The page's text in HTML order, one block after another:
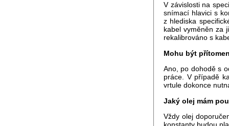
V závislosti na
snímací hlavici s
z hlediska
kabel vyměněn za
rekalibrováno s
Mohu být
Ano, po dohodě s
práce. V případě
vrtule dokonce
Jaký olej mám
Vždy olej